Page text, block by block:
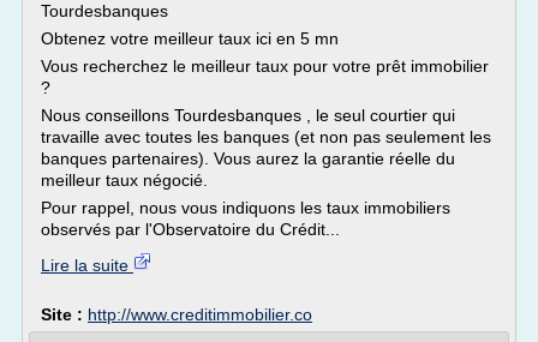
Tourdesbanques
Obtenez votre meilleur taux ici en 5 mn
Vous recherchez le meilleur taux pour votre prêt immobilier
?
Nous conseillons Tourdesbanques , le seul courtier qui
travaille avec toutes les banques (et non pas seulement les
banques partenaires). Vous aurez la garantie réelle du
meilleur taux négocié.
Pour rappel, nous vous indiquons les taux immobiliers
observés par l'Observatoire du Crédit...
Lire la suite
Site : http://www.creditimmobilier.co